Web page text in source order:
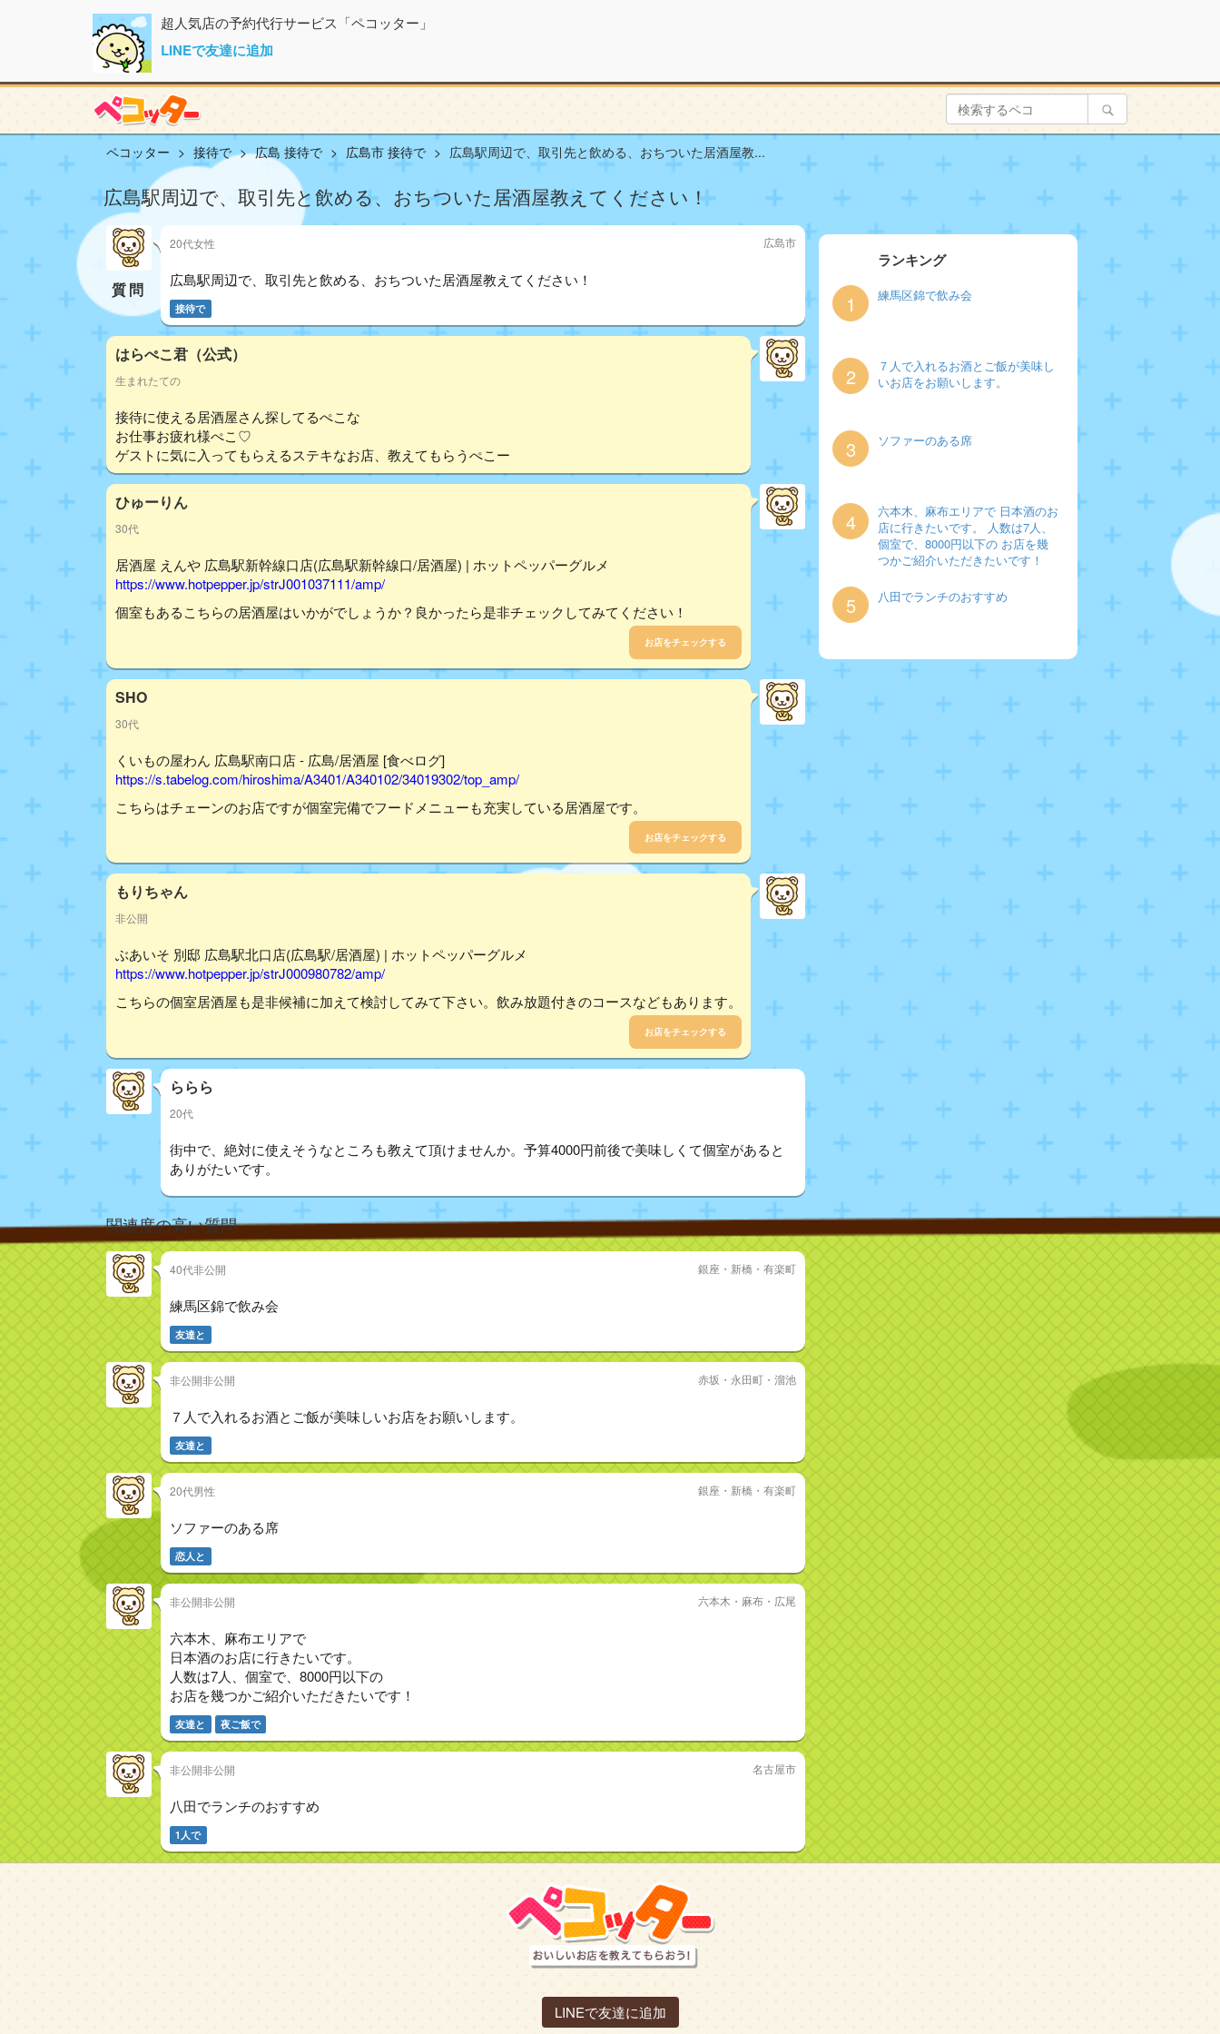
超人気店の予約代行サービス「ペコッター」
LINEで友達に追加
ペコッター 接待で 広島 接待で 広島市 接待で 広島駅周辺で、取引先と飲める、おちついた居酒屋教...
広島駅周辺で、取引先と飲める、おちついた居酒屋教えてください！
質問
20代女性 広島市
広島駅周辺で、取引先と飲める、おちついた居酒屋教えてください！
接待で
はらぺこ君（公式）
生まれたての
接待に使える居酒屋さん探してるぺこな
お仕事お疲れ様ぺこ♡
ゲストに気に入ってもらえるステキなお店、教えてもらうぺこー
ひゅーりん
30代
居酒屋 えんや 広島駅新幹線口店(広島駅新幹線口/居酒屋) | ホットペッパーグルメ
https://www.hotpepper.jp/strJ001037111/amp/
個室もあるこちらの居酒屋はいかがでしょうか？良かったら是非チェックしてみてください！
お店をチェックする
SHO
30代
くいもの屋わん 広島駅南口店 - 広島/居酒屋 [食べログ]
https://s.tabelog.com/hiroshima/A3401/A340102/34019302/top_amp/
こちらはチェーンのお店ですが個室完備でフードメニューも充実している居酒屋です。
お店をチェックする
もりちゃん
非公開
ぶあいそ 別邸 広島駅北口店(広島駅/居酒屋) | ホットペッパーグルメ
https://www.hotpepper.jp/strJ000980782/amp/
こちらの個室居酒屋も是非候補に加えて検討してみて下さい。飲み放題付きのコースなどもあります。
お店をチェックする
ららら
20代
街中で、絶対に使えそうなところも教えて頂けませんか。予算4000円前後で美味しくて個室があると
ありがたいです。
関連度の高い質問
40代非公開 銀座・新橋・有楽町
練馬区錦で飲み会
友達と
非公開非公開 赤坂・永田町・溜池
７人で入れるお酒とご飯が美味しいお店をお願いします。
友達と
20代男性 銀座・新橋・有楽町
ソファーのある席
恋人と
非公開非公開 六本木・麻布・広尾
六本木、麻布エリアで
日本酒のお店に行きたいです。
人数は7人、個室で、8000円以下の
お店を幾つかご紹介いただきたいです！
友達と 夜ご飯で
非公開非公開 名古屋市
八田でランチのおすすめ
1人で
ランキング
1 練馬区錦で飲み会
2
７人で入れるお酒とご飯が美味し
いお店をお願いします。
3 ソファーのある席
4
六本木、麻布エリアで 日本酒のお
店に行きたいです。 人数は7人、
個室で、8000円以下の お店を幾
つかご紹介いただきたいです！
5 八田でランチのおすすめ
LINEで友達に追加